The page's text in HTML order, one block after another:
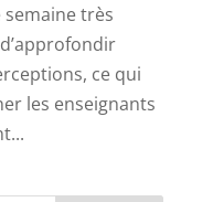
semaine très
ce qui
les enseignants